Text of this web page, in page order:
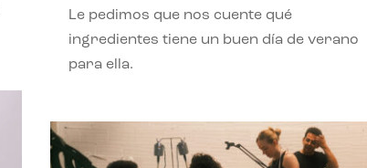
Le pedimos que nos cuente qué
ingredientes tiene un buen día de verano
para ella.